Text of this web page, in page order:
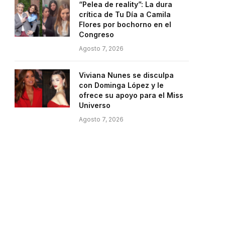
“Pelea de reality”: La dura
crítica de Tu Día a Camila
Flores por bochorno en el
Congreso
Agosto 7, 2026
Viviana Nunes se disculpa
con Dominga López y le
ofrece su apoyo para el Miss
Universo
Agosto 7, 2026